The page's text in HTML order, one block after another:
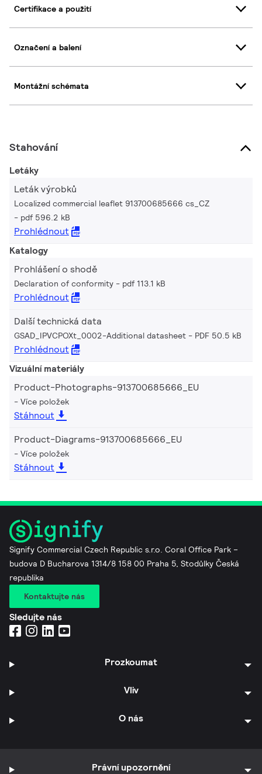
Certifikace a použití
Označení a balení
Montážní schémata
Stahování
Letáky
Leták výrobků
Localized commercial leaflet 913700685666 cs_CZ
pdf 596.2 kB
Prohlédnout
Katalogy
Prohlášení o shodě
Declaration of conformity pdf 113.1 kB
Prohlédnout
Další technická data
GSAD_IPVCPOXt_0002-Additional datasheet PDF 50.5 kB
Prohlédnout
Vizuální materiály
Product-Photographs-913700685666_EU
Více položek
Stáhnout
Product-Diagrams-913700685666_EU
Více položek
Stáhnout
Signify Commercial Czech Republic s.r.o. Coral Office Park –
budova D Bucharova 1314/8 158 00 Praha 5, Stodůlky Česká
republika
Kontaktujte nás
Sledujte nás
Prozkoumat
Vliv
O nás
Právní upozornění